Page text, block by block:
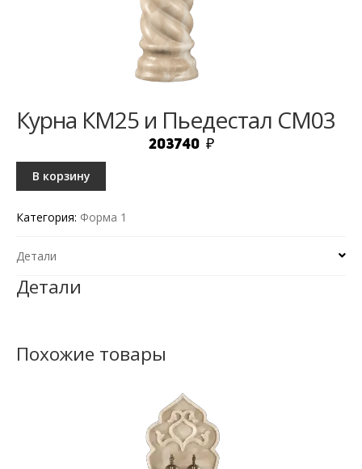
Курна КМ25 и Пьедестал СМ03
203740 ₽
В корзину
Категория: Форма 1
Детали
Детали
Похожие товары